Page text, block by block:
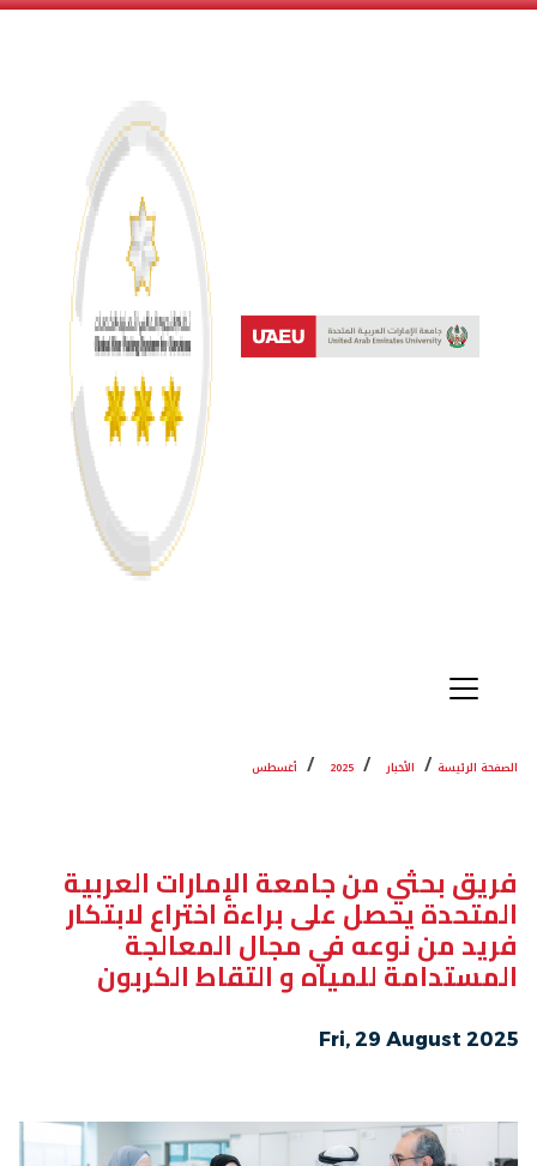
نظام النجوم العالمي
الصفحة الرئيسة الأخبار 2025 أغسطس
فريق بحثي من جامعة الإمارات العربية
المتحدة يحصل على براءة اختراع لابتكار
فريد من نوعه في مجال المعالجة
المستدامة للمياه و التقاط الكربون
Fri, 29 August 2025